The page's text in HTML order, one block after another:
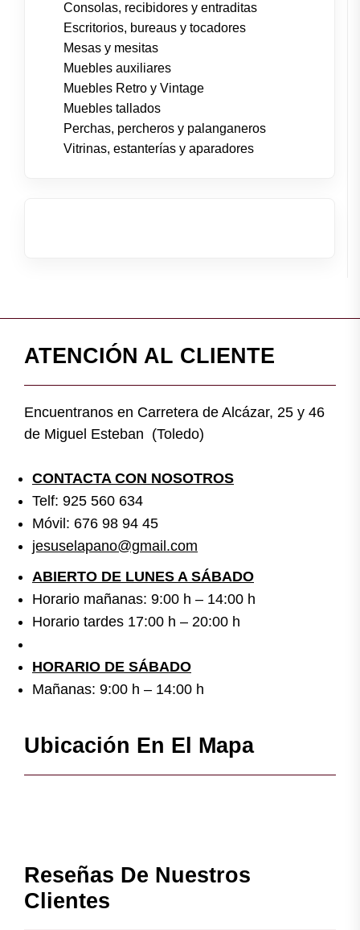
Consolas, recibidores y entraditas
Escritorios, bureaus y tocadores
Mesas y mesitas
Muebles auxiliares
Muebles Retro y Vintage
Muebles tallados
Perchas, percheros y palanganeros
Vitrinas, estanterías y aparadores
ATENCIÓN AL CLIENTE
Encuentranos en Carretera de Alcázar, 25 y 46
de Miguel Esteban (Toledo)
CONTACTA CON NOSOTROS
Telf: 925 560 634
Móvil: 676 98 94 45
jesuselapano@gmail.com
ABIERTO DE LUNES A SÁBADO
Horario mañanas: 9:00 h – 14:00 h
Horario tardes 17:00 h – 20:00 h
HORARIO DE SÁBADO
Mañanas: 9:00 h – 14:00 h
Ubicación En El Mapa
Reseñas De Nuestros
Clientes